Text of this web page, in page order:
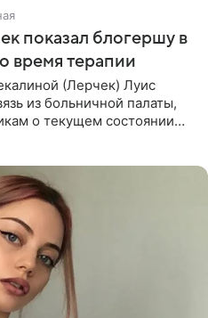
показал блогершу в
время терапии
(Лерчек) Луис
из больничной палаты,
о текущем состоянии